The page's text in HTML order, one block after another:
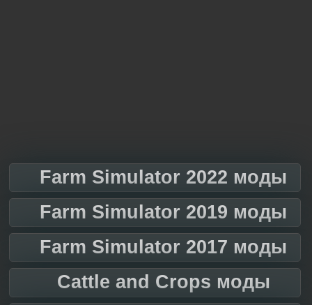
Farm Simulator 2022 моды
Farm Simulator 2019 моды
Farm Simulator 2017 моды
Cattle and Crops моды